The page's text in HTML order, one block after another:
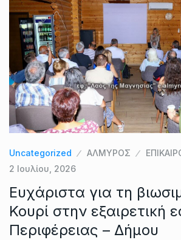
Uncategorized ΑΛΜΥΡΟΣ
2 Ιουλίου, 2026
Ευχάριστα για τη
Κουρί στην εξαιρετική
Περιφέρειας – Δήμου